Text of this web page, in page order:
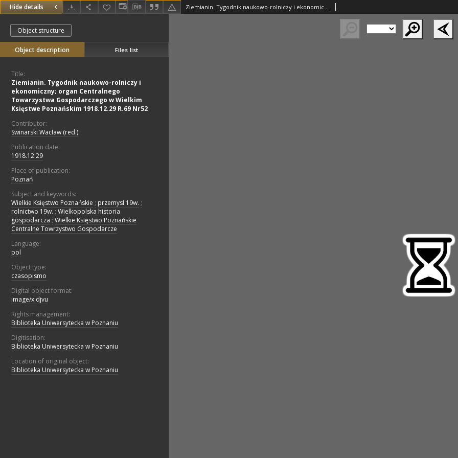
Hide details Ziemianin. Tygodnik naukowo-rolniczy i ekonomiczny; organ Centralnego Towarzystwa Gospodarczego w Wielkim Księstwe Poznańskim 1918.12.29 R.69 Nr52
Object structure
Object description Files list
Title:
Ziemianin. Tygodnik naukowo-rolniczy i
ekonomiczny; organ Centralnego
Towarzystwa Gospodarczego w Wielkim
Księstwe Poznańskim 1918.12.29 R.69 Nr52
Contributor:
Swinarski Wacław (red.)
Publication date:
1918.12.29
Place of publication:
Poznań
Subject and keywords:
Wielkie Księstwo Poznańskie ; przemysł 19w. ;
rolnictwo 19w. ; Wielkopolska historia
gospodarcza ; Wielkie Księstwo Poznańskie
Centralne Towrzystwo Gospodarcze
Language:
pol
Object type:
czasopismo
Digital object format:
image/x.djvu
Rights management:
Biblioteka Uniwersytecka w Poznaniu
Digitisation:
Biblioteka Uniwersytecka w Poznaniu
Location of original object:
Biblioteka Uniwersytecka w Poznaniu